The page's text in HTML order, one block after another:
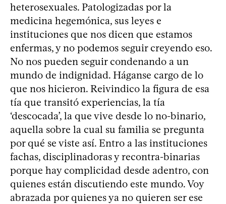
heterosexuales. Patologizadas por la
medicina hegemónica, sus leyes e
instituciones que nos dicen que estamos
enfermas, y no podemos seguir creyendo eso.
No nos pueden seguir condenando a un
mundo de indignidad. Háganse cargo de lo
que nos hicieron. Reivindico la figura de esa
tía que transitó experiencias, la tía
‘descocada’, la que vive desde lo no-binario,
aquella sobre la cual su familia se pregunta
por qué se viste así. Entro a las instituciones
fachas, disciplinadoras y recontra-binarias
porque hay complicidad desde adentro, con
quienes están discutiendo este mundo. Voy
abrazada por quienes ya no quieren ser ese